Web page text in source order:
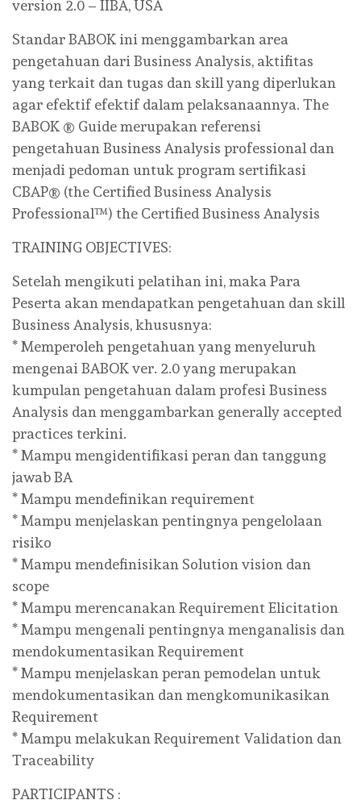
version 2.0 – IIBA, USA
Standar BABOK ini menggambarkan area
pengetahuan dari Business Analysis, aktifitas
yang terkait dan tugas dan skill yang diperlukan
agar efektif efektif dalam pelaksanaannya. The
BABOK ® Guide merupakan referensi
pengetahuan Business Analysis professional dan
menjadi pedoman untuk program sertifikasi
CBAP® (the Certified Business Analysis
Professional™) the Certified Business Analysis
TRAINING OBJECTIVES:
Setelah mengikuti pelatihan ini, maka Para
Peserta akan mendapatkan pengetahuan dan skill
Business Analysis, khususnya:
* Memperoleh pengetahuan yang menyeluruh
mengenai BABOK ver. 2.0 yang merupakan
kumpulan pengetahuan dalam profesi Business
Analysis dan menggambarkan generally accepted
practices terkini.
* Mampu mengidentifikasi peran dan tanggung
jawab BA
* Mampu mendefinikan requirement
* Mampu menjelaskan pentingnya pengelolaan
risiko
* Mampu mendefinisikan Solution vision dan
scope
* Mampu merencanakan Requirement Elicitation
* Mampu mengenali pentingnya menganalisis dan
mendokumentasikan Requirement
* Mampu menjelaskan peran pemodelan untuk
mendokumentasikan dan mengkomunikasikan
Requirement
* Mampu melakukan Requirement Validation dan
Traceability
PARTICIPANTS :